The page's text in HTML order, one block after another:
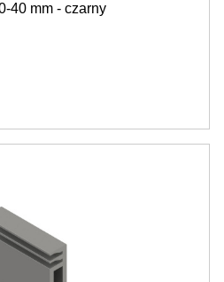
40 mm - czarny